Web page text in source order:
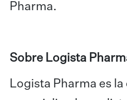
Pharma.
Sobre Logista
Logista Pharma es